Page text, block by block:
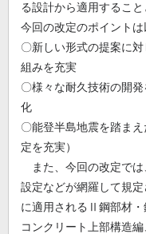
る設計から適用すること
今回の改定のポイントは
〇新しい形式の提案に
組みを充実
〇様々な耐久技術の開
化
〇能登半島地震を踏ま
定を充実）
また、今回の改定で
設定などが網羅して規
に適用されるⅡ鋼部材
コンクリート上部構造